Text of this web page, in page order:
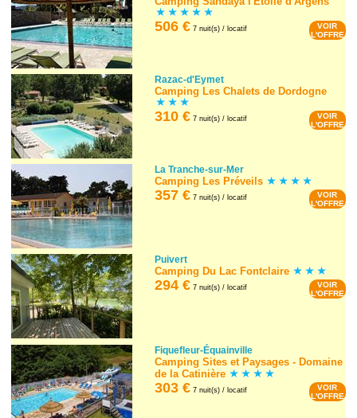
506 € 7 nuit(s) / locatif
VOIR
L'OFFRE
Razac-d'Eymet
Camping Les Chalets de Dordogne
310 € 7 nuit(s) / locatif
VOIR
L'OFFRE
La Tranche-sur-Mer
Camping Les Préveils
357 € 7 nuit(s) / locatif
VOIR
L'OFFRE
Puivert
Camping Du Lac Fontclaire
294 € 7 nuit(s) / locatif
VOIR
L'OFFRE
Fiquefleur-Équainville
Camping Sites et Paysages - Domaine
de la Catinière
303 € 7 nuit(s) / locatif
VOIR
L'OFFRE